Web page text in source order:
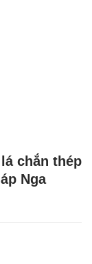
chắn thép
Nga